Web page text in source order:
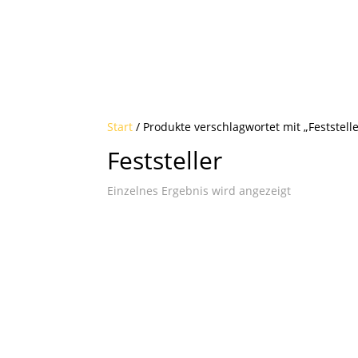
Start / Produkte verschlagwortet mit
Feststeller
Einzelnes Ergebnis wird angezeigt